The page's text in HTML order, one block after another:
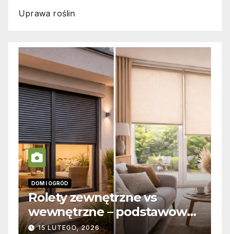
Uprawa roślin
vs
– podstawowe
i
INFORMACJE
Zabicie owada a
jak wygląda to
19 PAŹDZIERNIKA, 2025